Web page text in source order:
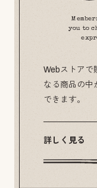
you to
Webストアで
なる商品の中
できます。
詳しく見る